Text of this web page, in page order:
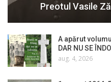
Preotul Vasile
A apărut
DAR NU SE
aug. 4, 2026